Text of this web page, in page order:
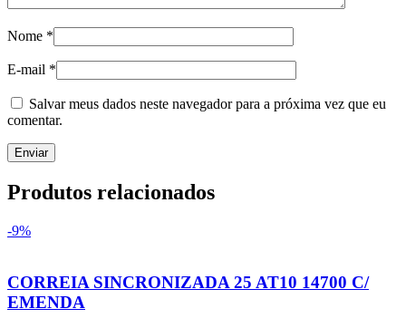
Nome *
E-mail *
Salvar meus dados neste navegador para a próxima vez que eu
comentar.
Produtos relacionados
-9%
CORREIA SINCRONIZADA 25 AT10 14700 C/
EMENDA